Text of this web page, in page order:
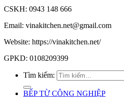
CSKH: 0943 148 666
Email: vinakitchen.net@gmail.com
Website: https://vinakitchen.net/
GPKD: 0108209399
Tìm kiếm:
BẾP TỪ CÔNG NGHIỆP